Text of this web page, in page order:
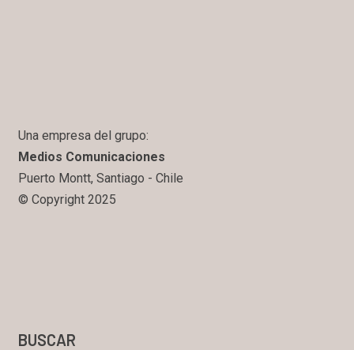
Una empresa del grupo:
Medios Comunicaciones
Puerto Montt, Santiago - Chile
© Copyright 2025
BUSCAR